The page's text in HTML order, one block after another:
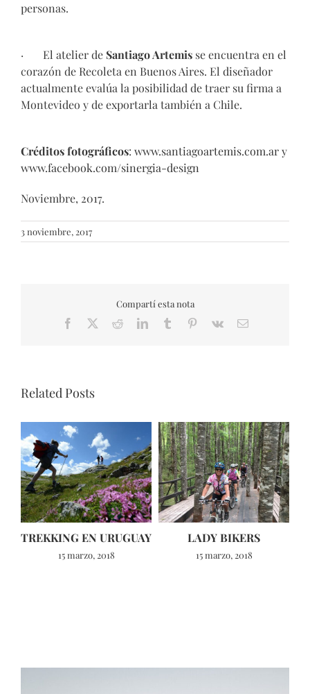
personas.
· El atelier de Santiago Artemis se encuentra en el
corazón de Recoleta en Buenos Aires. El diseñador
actualmente evalúa la posibilidad de traer su firma a
Montevideo y de exportarla también a Chile.
Créditos fotográficos: www.santiagoartemis.com.ary
www.facebook.com/sinergia-design
Noviembre, 2017.
3 noviembre, 2017
Compartí esta nota
Facebook RedditLinkedInTumblr Pinterest
Vk Email
Related Posts
TREKKING EN URUGUAY
15 marzo, 2018
LADY BIKERS
15 marzo, 2018